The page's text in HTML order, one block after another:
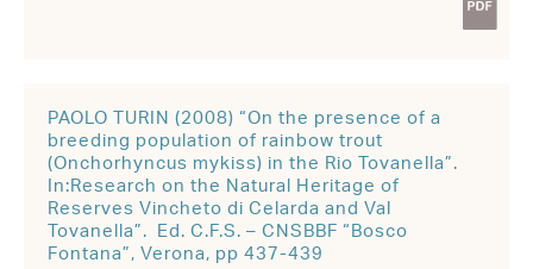
PAOLO TURIN (2008) “On the presence of a
breeding population of rainbow trout
(Onchorhyncus mykiss) in the Rio Tovanella”.
In:Research on the Natural Heritage of
Reserves Vincheto di Celarda and Val
Tovanella”. Ed. C.F.S. – CNSBBF “Bosco
Fontana”, Verona, pp 437-439